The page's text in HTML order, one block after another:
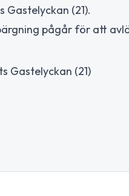
(21).
pågår för att
Gastelyckan (21)